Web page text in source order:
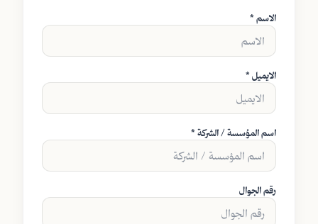
الاسم *
الايميل *
اسم المؤسسة / الشركة *
رقم الجوال